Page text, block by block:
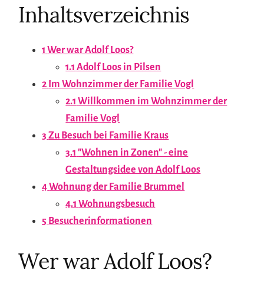
Inhaltsverzeichnis
1 Wer war Adolf Loos?
1.1 Adolf Loos in Pilsen
2 Im Wohnzimmer der Familie Vogl
2.1 Willkommen im Wohnzimmer der
Familie Vogl
3 Zu Besuch bei Familie Kraus
3.1 "Wohnen in Zonen" - eine
Gestaltungsidee von Adolf Loos
4Wohnung der Familie Brummel
4.1 Wohnungsbesuch
5 Besucherinformationen
Wer war Adolf Loos?